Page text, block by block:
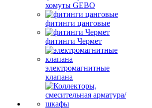
хомуты GEBO
фитинги цанговые
фитинги Чермет
электромагнитные
клапана